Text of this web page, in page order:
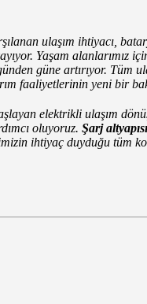
ulaşım ihtiyacı,
Yaşam alanlarımız
güne artırıyor. Tüm
faaliyetlerinin yeni bir
elektrikli ulaşım
oluyoruz. Şarj
ihtiyaç duyduğu tüm